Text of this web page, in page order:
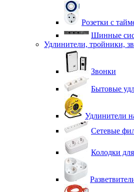
Розетки с
Шинные
Удлинители, тройники,
Звонки
Бытовые
Удлинители
Сетевые
Колодки